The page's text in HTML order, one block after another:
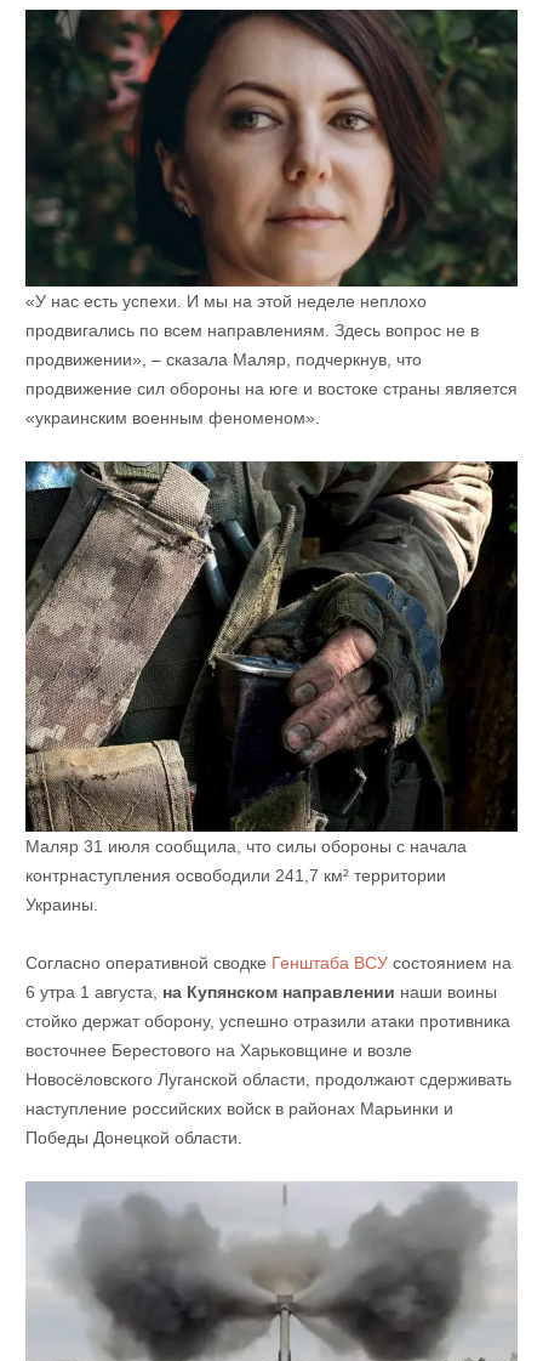
«У нас есть успехи. И мы на этой неделе неплохо
продвигались по всем направлениям. Здесь вопрос не в
продвижении», – сказала Маляр, подчеркнув, что
продвижение сил обороны на юге и востоке страны является
«украинским военным феноменом».
Маляр 31 июля сообщила, что силы обороны с начала
контрнаступления освободили 241,7 км² территории
Украины.
Согласно оперативной сводке Генштаба ВСУсостоянием на
6 утра 1 августа, на Купянском направлении наши воины
стойко держат оборону, успешно отразили атаки противника
восточнее Берестового на Харьковщине и возле
Новосёловского Луганской области, продолжают сдерживать
наступление российских войск в районах Марьинки и
Победы Донецкой области.